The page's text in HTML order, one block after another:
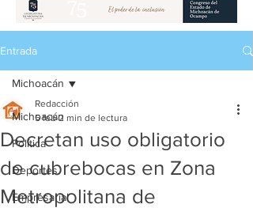
Entrada
Michoacán
Política
Deportes
Empresarial
Michoacán
Decretan uso obligatorio
de cubrebocas en Zona
Metropolitana de
Redacción
5 feb 2 min de lectura